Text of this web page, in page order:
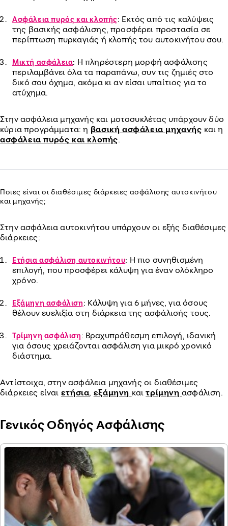
Ασφάλεια πυρός και κλοπής: Εκτός από τις καλύψεις
της βασικής ασφάλισης, προσφέρει προστασία σε
περίπτωση πυρκαγιάς ή κλοπής του αυτοκινήτου σου.
Μικτή ασφάλεια: Η πληρέστερη μορφή ασφάλισης
περιλαμβάνει όλα τα παραπάνω, συν τις ζημιές στο
δικό σου όχημα, ακόμα κι αν είσαι υπαίτιος για το
ατύχημα.
Στην ασφάλεια μηχανής και μοτοσυκλέτας υπάρχουν δύο
κύρια προγράμματα: η βασική ασφάλεια μηχανής και η
ασφάλεια πυρός και κλοπής.
Ποιες είναι οι διαθέσιμες διάρκειες ασφάλισης αυτοκινήτου
και μηχανής;
Στην ασφάλεια αυτοκινήτου υπάρχουν οι εξής διαθέσιμες
διάρκειες:
Ετήσια ασφάλιση αυτοκινήτου: Η πιο συνηθισμένη
επιλογή, που προσφέρει κάλυψη για έναν ολόκληρο
χρόνο.
Εξάμηνη ασφάλιση: Κάλυψη για 6 μήνες, για όσους
θέλουν ευελιξία στη διάρκεια της ασφάλισής τους.
Τρίμηνη ασφάλιση: Βραχυπρόθεσμη επιλογή, ιδανική
για όσους χρειάζονται ασφάλιση για μικρό χρονικό
διάστημα.
Αντίστοιχα, στην ασφάλεια μηχανής οι διαθέσιμες
διάρκειες είναι ετήσια, εξάμηνη καιτρίμηνηασφάλιση.
Γενικός Οδηγός Ασφάλισης